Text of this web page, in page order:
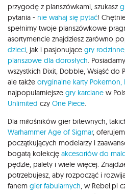
przygodę z planszówkami, szukasz
pytania - nie wahaj się pytać!
spełnimy twoje planszówkowe
asortymencie znajdziesz zarówno
dzieci , jak i pasjonujące gry rodzinne
planszowe dla dorosłych .
wszystkich Dixit, Dobble, Wsiąść do
ale także oryginalne karty Pokemon,
najpopularniejsze gry karciane w
Unlimited czy One Piece
Dla miłośników gier bitewnych,
Warhammer Age of Sigmar,
początkujących modelarzy i
bogatą kolekcję akcesoriów do
pędzle, palety i wiele więcej.
potrzebujesz, aby rozpocząć i
fanem gier fabularnych , w Rebel.pl